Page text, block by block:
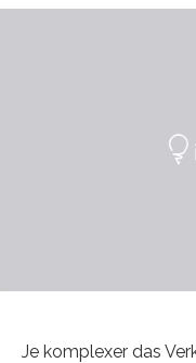
Je komplexer das